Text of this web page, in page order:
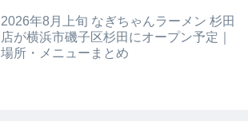
2026年8月上旬 なぎちゃんラーメン 杉田
店が横浜市磯子区杉田にオープン予定｜
場所・メニューまとめ